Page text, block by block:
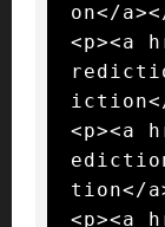
on</
<p><a
<p><a
tion</
<p><a